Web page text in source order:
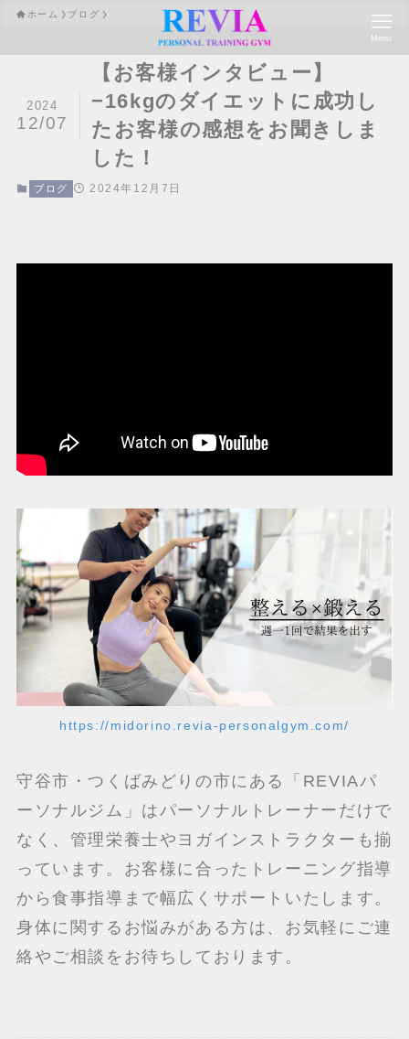
Menu
ホーム ブログ
【お客様インタビュー】
−16kgのダイエットに成功し
たお客様の感想をお聞きしま
した！
2024
12/07
ブログ 2024年12月7日
https://midorino.revia-personalgym.com/
守谷市・つくばみどりの市にある「REVIAパ
ーソナルジム」はパーソナルトレーナーだけで
なく、管理栄養士やヨガインストラクターも揃
っています。お客様に合ったトレーニング指導
から食事指導まで幅広くサポートいたします。
身体に関するお悩みがある方は、お気軽にご連
絡やご相談をお待ちしております。